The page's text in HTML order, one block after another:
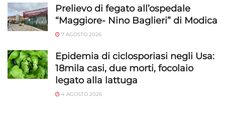
Prelievo di fegato all’ospedale
“Maggiore- Nino Baglieri” di Modica
7 AGOSTO 2026
Epidemia di ciclosporiasi negli Usa:
18mila casi, due morti, focolaio
legato alla lattuga
4 AGOSTO 2026